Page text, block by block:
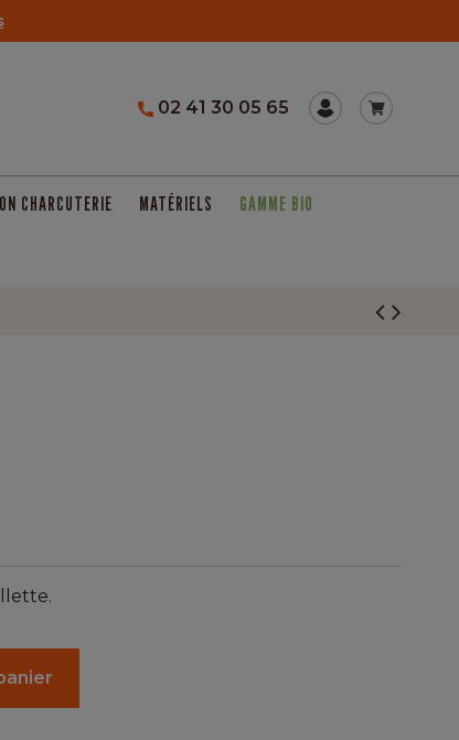
02 41 30 05 65
CHARCUTERIE MATÉRIELS GAMME BIO